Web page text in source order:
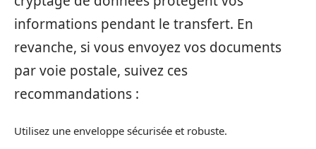
informations pendant le transfert. En
revanche, si vous envoyez vos documents
par voie postale, suivez ces
recommandations :
Utilisez une enveloppe sécurisée et robuste.